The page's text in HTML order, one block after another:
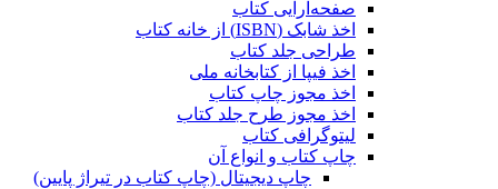
صفحه‌آرایی کتاب
اخذ شابک (ISBN) از خانه کتاب
طراحی جلد کتاب
اخذ فیپا از کتابخانه ملی
اخذ مجوز چاپ کتاب
اخذ مجوز طرح جلد کتاب
لیتوگرافی کتاب
چاپ کتاب و انواع آن
چاپ دیجیتال (چاپ کتاب در تیراژ پایین)